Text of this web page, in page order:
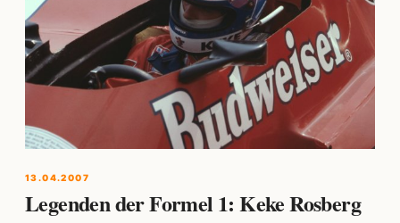
13.04.2007
Legenden der Formel 1: Keke Rosberg